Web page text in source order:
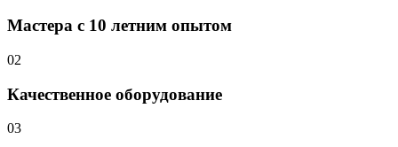
Мастера с 10 летним опытом
02
Качественное оборудование
03